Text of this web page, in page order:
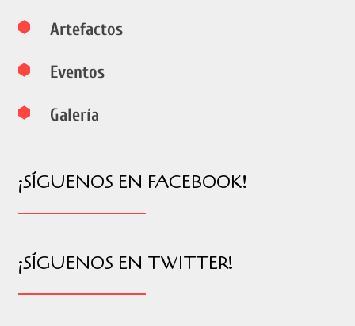
Artefactos
Eventos
Galería
¡SÍGUENOS EN FACEBOOK!
¡SÍGUENOS EN TWITTER!